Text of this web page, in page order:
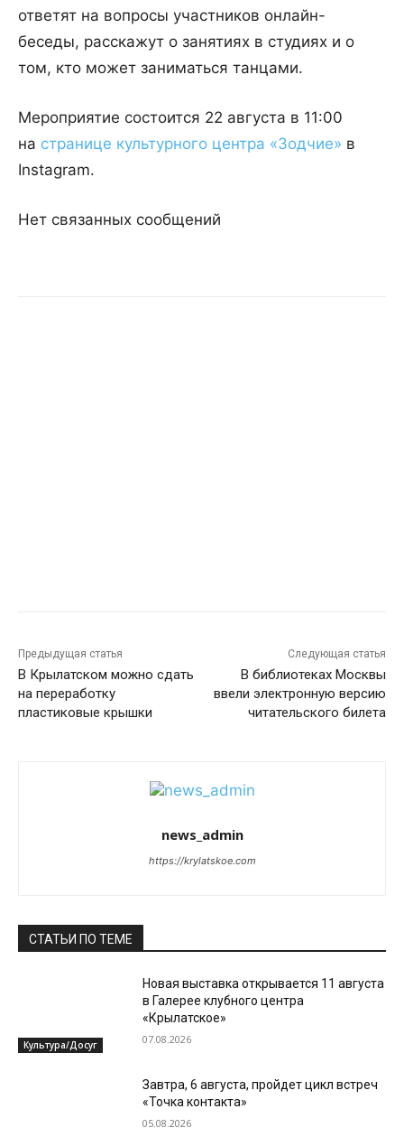
ответят на вопросы участников онлайн-
беседы, расскажут о занятиях в студиях и о
том, кто может заниматься танцами.
Мероприятие состоится 22 августа в 11:00
на странице культурного центра «Зодчие» в
Instagram.
Нет связанных сообщений
Предыдущая статья
В Крылатском можно сдать
на переработку
пластиковые крышки
Следующая статья
В библиотеках Москвы
ввели электронную версию
читательского билета
news_admin
https://krylatskoe.com
СТАТЬИ ПО ТЕМЕ
Культура/Досуг
Новая выставка открывается 11 августа
в Галерее клубного центра
«Крылатское»
07.08.2026
Завтра, 6 августа, пройдет цикл встреч
«Точка контакта»
05.08.2026